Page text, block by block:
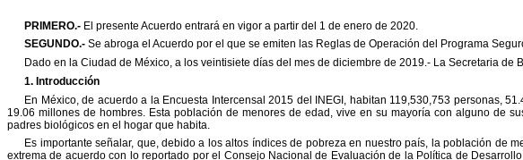
PRIMERO.- El presente Acuerdo entrará en vigor a partir del 1 de enero de 2020.
SEGUNDO.-Se abroga el Acuerdo por el que se emiten las Reglas de Operación del Programa
Dado en la Ciudad de México, a los veintisiete días del mes de diciembre de 2019.- La Secretaria de
1. Introducción
En México, de acuerdo a la Encuesta Intercensal 2015 del INEGI, habitan 119,530,753 personas,
19.06 millones de hombres. Esta población de menores de edad, vive en su mayoría con alguno de
padres biológicos en el hogar que habita.
Es importante señalar, que, debido a los altos índices de pobreza en nuestro país, la población de
extrema de acuerdo con lo reportado por el Consejo Nacional de Evaluación de la Política de